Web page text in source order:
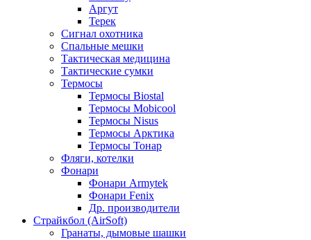
Аргут
Терек
Сигнал охотника
Спальные мешки
Тактическая медицина
Тактические сумки
Термосы
Термосы Biostal
Термосы Mobicool
Термосы Nisus
Термосы Арктика
Термосы Тонар
Фляги, котелки
Фонари
Фонари Armytek
Фонари Fenix
Др. производители
Страйкбол (AirSoft)
Гранаты, дымовые шашки